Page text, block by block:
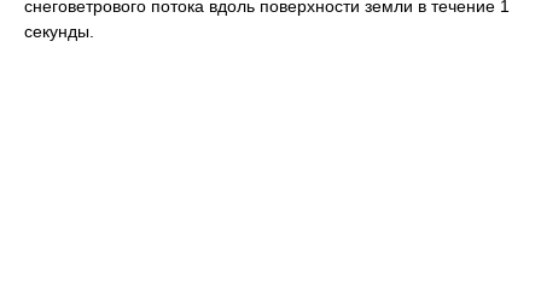
снеговетрового потока вдоль поверхности земли в течение 1
секунды.